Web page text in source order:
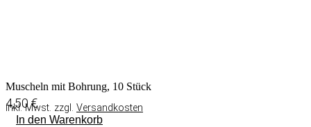
Muscheln mit Bohrung, 10 Stück
4,50€
inkl. Mwst. zzgl. Versandkosten
In den Warenkorb